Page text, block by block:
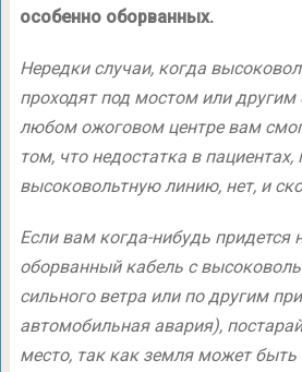
особенно оборванных.
Нередки случаи, когда
проходят под мостом или
любом ожоговом центре вам
том, что недостатка в
высоковольтную линию, нет, и
Если вам когда-нибудь придется
оборванный кабель с
сильного ветра или по другим
автомобильная авария),
место, так как земля может быть